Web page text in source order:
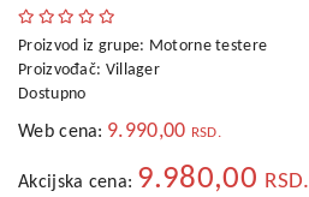
Odeća,
Aksesoari
Putna
galanterija
Oprema
Proizvod iz grupe: Motorne testere
Proizvođač: Villager
Dostupno
Web cena: 9.990,00 RSD.
Akcijska cena: 9.980,00 RSD.